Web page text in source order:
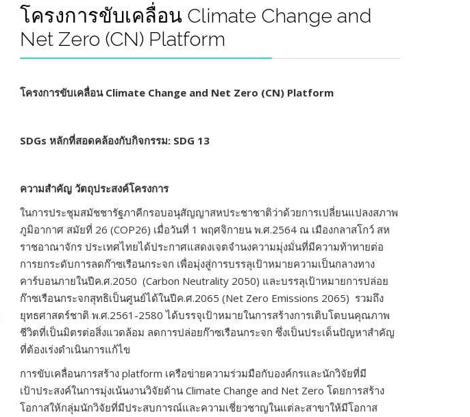
โครงการขับเคลื่อน Climate Change and
Net Zero (CN) Platform
โครงการขับเคลื่อน Climate Change and Net Zero (CN) Platform
SDGs หลักที่สอดคล้องกับกิจกรรม: SDG 13
ความสำคัญ วัตถุประสงค์โครงการ
ในการประชุมสมัชชารัฐภาคีกรอบอนุสัญญาสหประชาชาติว่าด้วยการเปลี่ยนแปลงสภาพ
ภูมิอากาศ สมัยที่ 26 (COP26) เมื่อวันที่ 1 พฤศจิกายน พ.ศ.2564 ณ เมืองกลาสโกว์ สห
ราชอาณาจักร ประเทศไทยได้ประกาศแสดงเจตจำนงความมุ่งมั่นที่มีความท้าทายต่อ
การยกระดับการลดก๊าซเรือนกระจก เพื่อมุ่งสู่การบรรลุเป้าหมายความเป็นกลางทาง
คาร์บอนภายในปีค.ศ.2050 (Carbon Neutrality 2050) และบรรลุเป้าหมายการปล่อย
ก๊าซเรือนกระจกสุทธิเป็นศูนย์ได้ในปีค.ศ.2065 (Net Zero Emissions 2065) รวมถึง
ยุทธศาสตร์ชาติ พ.ศ.2561-2580 ได้บรรจุเป้าหมายในการสร้างการเติบโตบนคุณภาพ
ชีวิตที่เป็นมิตรต่อสิ่งแวดล้อม ลดการปล่อยก๊าซเรือนกระจก ซึ่งเป็นประเด็นปัญหาสำคัญ
ที่ต้องเร่งดำเนินการแก้ไข
การขับเคลื่อนการสร้าง platform เครือข่ายความร่วมมือกับองค์กรและนักวิจัยที่มี
เป้าประสงค์ในการมุ่งเน้นงานวิจัยด้าน Climate Change and Net Zero โดยการสร้าง
โอกาสให้กลุ่มนักวิจัยที่มีประสบการณ์และความเชี่ยวชาญในแต่ละสาขาให้มีโอกาส